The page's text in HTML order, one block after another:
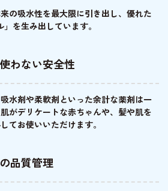
の吸水性を最大限に引き出し、優れた
を生み出しています。
わない安全性
水剤や柔軟剤といった余計な薬剤は一
がデリケートな赤ちゃんや、髪や肌を
てお使いいただけます。
品質管理